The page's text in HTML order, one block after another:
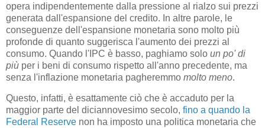
opera indipendentemente dalla pressione al rialzo sui prezzi
generata dall'espansione del credito. In altre parole, le
conseguenze dell'espansione monetaria sono molto più
profonde di quanto suggerisca l'aumento dei prezzi al
consumo. Quando l'IPC è basso, paghiamo solo un po' di
più per i beni di consumo rispetto all'anno precedente, ma
senza l'inflazione monetaria pagheremmo molto meno.
Questo, infatti, è esattamente ciò che è accaduto per la
maggior parte del diciannovesimo secolo, fino a quando la
Federal Reserve non ha imposto una politica monetaria che